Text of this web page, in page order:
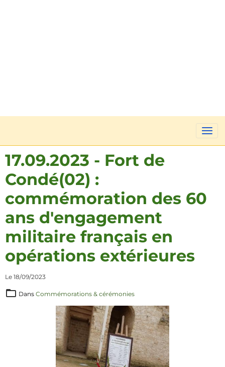
17.09.2023 - Fort de
Condé(02) :
commémoration des 60
ans d'engagement
militaire français en
opérations extérieures
Le 18/09/2023
Dans Commémorations & cérémonies